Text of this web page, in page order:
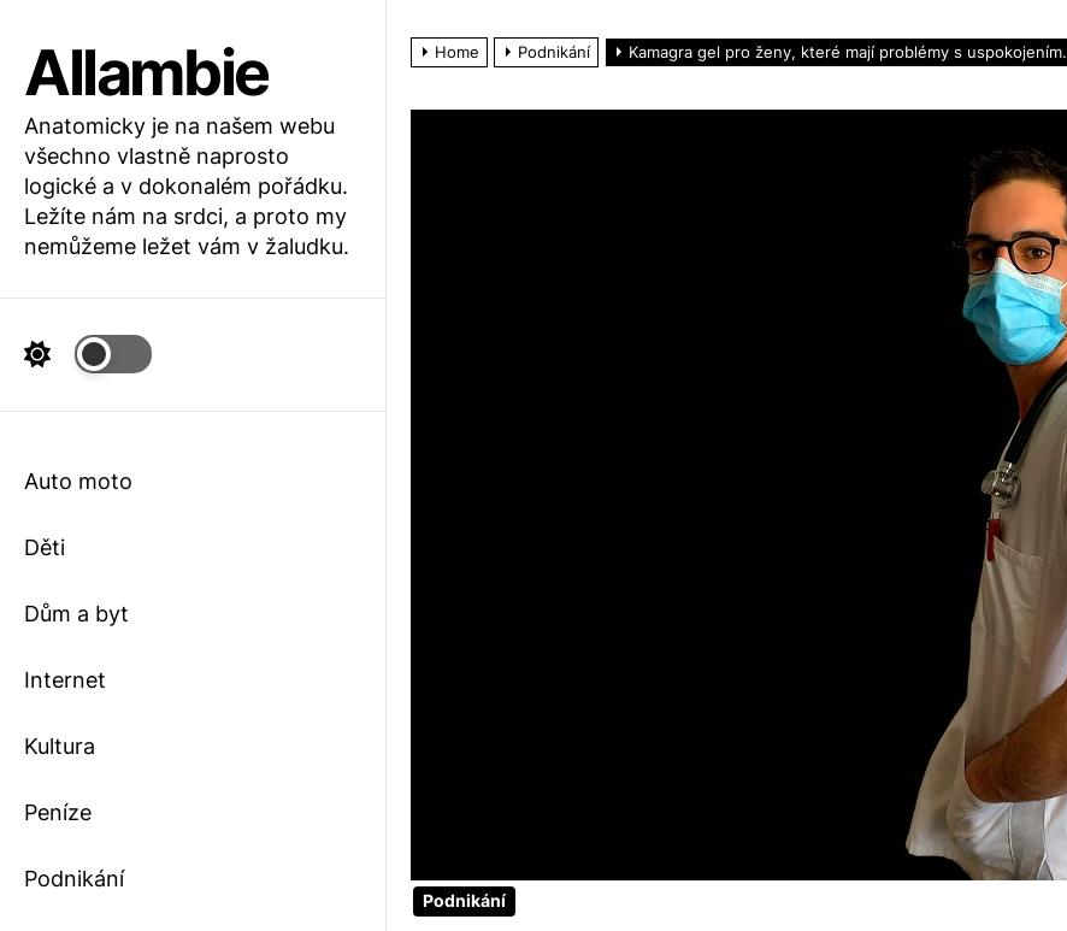
content
Allambie
Anatomicky je na našem webu
všechno vlastně naprosto
logické a v dokonalém pořádku.
Ležíte nám na srdci, a proto my
nemůžeme ležet vám v žaludku.
Auto moto
Děti
Dům a byt
Internet
Kultura
Peníze
Podnikání
Home Podnikání Kamagra gel pro ženy, které mají problémy s uspokojením.
Podnikání